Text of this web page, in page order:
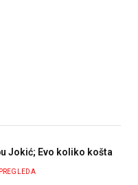
Jokić; Evo koliko košta
PREGLEDA